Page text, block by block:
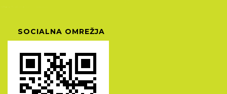
SOCIALNA OMREŽJA